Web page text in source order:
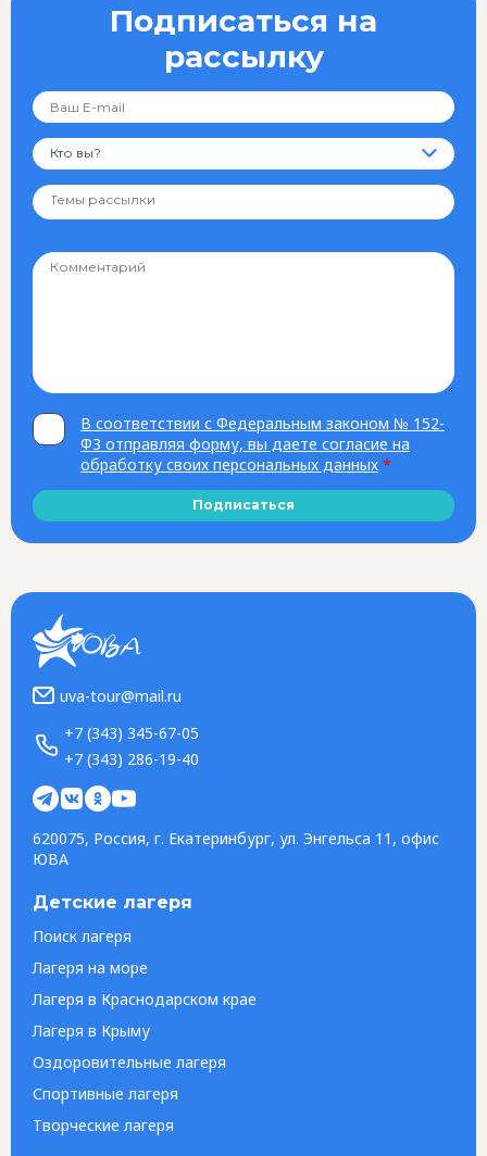
Подписаться на
рассылку
Кто вы?
В соответствии с Федеральным законом № 152-
ФЗ отправляя форму, вы даете согласие на
обработку своих персональных данных *
Подписаться
uva-tour@mail.ru
+7 (343) 345-67-05
+7 (343) 286-19-40
620075, Россия, г. Екатеринбург, ул. Энгельса 11, офис
ЮВА
Детские лагеря
Поиск лагеря
Лагеря на море
Лагеря в Краснодарском крае
Лагеря в Крыму
Оздоровительные лагеря
Спортивные лагеря
Творческие лагеря